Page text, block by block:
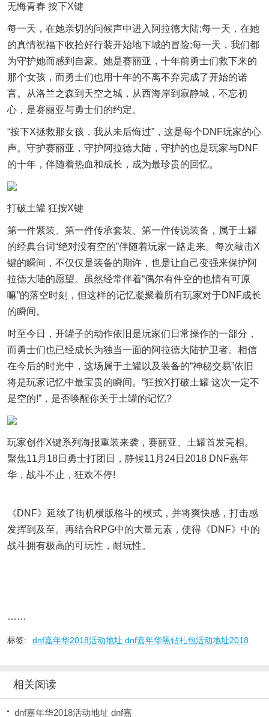
无悔青春 按下X键
每一天，在她亲切的问候声中进入阿拉德大陆;每一天，在她
的真情祝福下收拾好行装开始地下城的冒险;每一天，我们都
为守护她而感到自豪。她是赛丽亚，十年前勇士们救下来的
那个女孩，而勇士们也用十年的不离不弃完成了开始的诺
言。从洛兰之森到天空之城，从西海岸到寂静城，不忘初
心，是赛丽亚与勇士们的约定。
“按下X拯救那女孩，我从未后悔过”，这是每个DNF玩家的心
声。守护赛丽亚，守护阿拉德大陆，守护的也是玩家与DNF
的十年，伴随着热血和成长，成为最珍贵的回忆。
打破土罐 狂按X键
第一件紫装、第一件传承套装、第一件传说装备，属于土罐
的经典台词“绝对没有空的”伴随着玩家一路走来。每次敲击X
键的瞬间，不仅仅是装备的期许，也是让自己变强来保护阿
拉德大陆的愿望。虽然经常伴着“偶尔有件空的也情有可原
嘛”的落空时刻，但这样的记忆凝聚着所有玩家对于DNF成长
的瞬间。
时至今日，开罐子的动作依旧是玩家们日常操作的一部分，
而勇士们也已经成长为独当一面的阿拉德大陆护卫者。相信
在今后的时光中，这场属于土罐以及装备的“神秘交易”依旧
将是玩家记忆中最宝贵的瞬间。“狂按X打破土罐 这次一定不
是空的!”，是否唤醒你关于土罐的记忆?
玩家创作X键系列海报重装来袭，赛丽亚、土罐首发亮相。
聚焦11月18日勇士打团日，静候11月24日2018 DNF嘉年
华，战斗不止，狂欢不停!
《DNF》延续了街机横版格斗的模式，并将爽快感，打击感
发挥到及至。再结合RPG中的大量元素，使得《DNF》中的
战斗拥有极高的可玩性，耐玩性。
……
标签: dnf嘉年华2018活动地址 dnf嘉年华黑钻礼包活动地址2018
相关阅读
dnf嘉年华2018活动地址 dnf嘉